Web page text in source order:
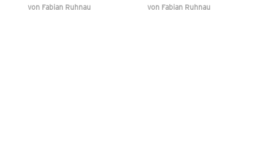
von Fabian Ruhnau von Fabian Ruhnau